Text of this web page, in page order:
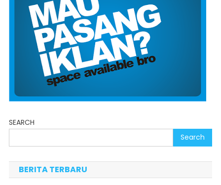
SEARCH
Search
BERITA TERBARU